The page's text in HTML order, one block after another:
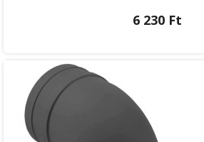
6 230 Ft